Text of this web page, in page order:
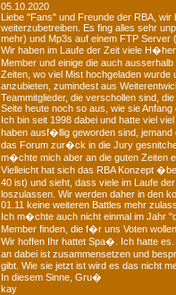
05.10.2020
Liebe "Fans" und Freunde der RBA,
weiterzubetreiben. Es fing alles sehr
mehr) und Mp3s auf einem FTP Server
Wir haben im Laufe der Zeit viele
Member und einige die auch
Zeiten, wo viel Mist hochgeladen wurde
anzubieten, zumindest aus
Teammitglieder, die verschollen sind,
Seite heute noch so aus, wie sie Anfang
Ich bin seit 1998 dabei und hatte viel
haben ausf�llig geworden sind,
das Forum zur�ck in die Jury
m�chte mich aber an die guten Zeiten
Vielleicht hat sich das RBA Konzept
40 ist) und sieht, dass viele im Laufe
loszulassen. Wir werden daher in den
01.11 keine weiteren Battles mehr
Ich m�chte auch nicht einmal im Jahr
Member finden, die f�r uns Voten
Wir hoffen Ihr hattet Spa�. Ich hatte
an dabei ist zusammensetzen und
gibt. Wie sie jetzt ist wird es das nicht
In diesem Sinne, Gru�
kay